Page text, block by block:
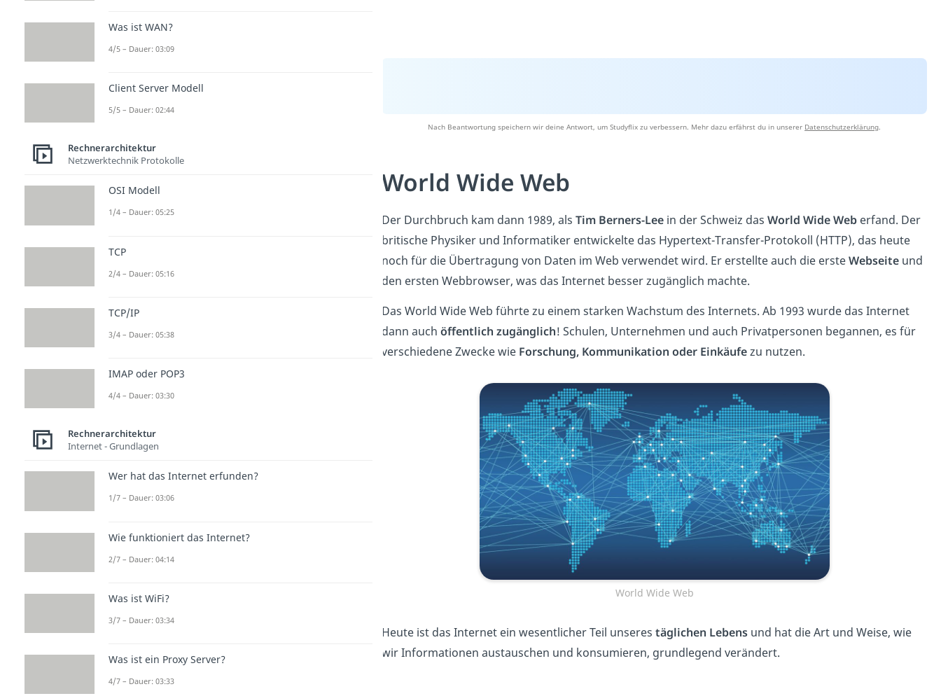
Nach Beantwortung speichern wir deine Antwort, um Studyflix zu verbessern. Mehr dazu erfährst du in unserer Datenschutzerklärung
World Wide Web
Der Durchbruch kam dann 1989, alsTim Berners-Lee in der Schweiz dasWorld Wide Web erfand. Der
britische Physiker und Informatiker entwickelte das Hypertext-Transfer-Protokoll (HTTP), das heute
noch für die Übertragung von Daten im Web verwendet wird. Er erstellte auch die ersteWebseite und
den ersten Webbrowser, was das Internet besser zugänglich machte.
Das World Wide Web führte zu einem starken Wachstum des Internets. Ab 1993 wurde das Internet
dann auchöffentlich zugänglich! Schulen, Unternehmen und auch Privatpersonen begannen, es für
verschiedene Zwecke wie Forschung, Kommunikation oder Einkäufezu nutzen.
World Wide Web
Heute ist das Internet ein wesentlicher Teil unserestäglichen Lebens und hat die Art und Weise, wie
wir Informationen austauschen und konsumieren, grundlegend verändert.
Was ist WAN?
4/5 – Dauer: 03:09
Client Server Modell
5/5 – Dauer: 02:44
Rechnerarchitektur
Netzwerktechnik Protokolle
OSI Modell
1/4 – Dauer: 05:25
TCP
2/4 – Dauer: 05:16
TCP/IP
3/4 – Dauer: 05:38
IMAP oder POP3
4/4 – Dauer: 03:30
Rechnerarchitektur
Internet - Grundlagen
Wer hat das Internet erfunden?
1/7 – Dauer: 03:06
Wie funktioniert das Internet?
2/7 – Dauer: 04:14
Was ist WiFi?
3/7 – Dauer: 03:34
Was ist ein Proxy Server?
4/7 – Dauer: 03:33